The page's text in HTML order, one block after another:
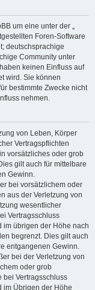
um eine unter der „
Foren-Software
deutschsprachige
Community unter
keinen Einfluss auf
wird. Sie können
bestimmte Zwecke nicht
nehmen.
von Leben, Körper
Vertragspflichten
vorsätzliches oder grob
gilt auch für mittelbare
Gewinn.
bei vorsätzlichem oder
aus der Verletzung von
wesentlicher
Vertragsschluss
im übrigen der Höhe nach
begrenzt. Dies gilt auch
entgangenen Gewinn.
bei der Verletzung von
oder grob
bei Vertragsschluss
im Übrigen der Höhe